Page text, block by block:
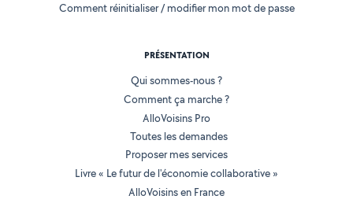
Comment réinitialiser / modifier mon mot de passe
PRÉSENTATION
Qui sommes-nous ?
Comment ça marche ?
AlloVoisins Pro
Toutes les demandes
Proposer mes services
Livre « Le futur de l'économie collaborative »
AlloVoisins en France